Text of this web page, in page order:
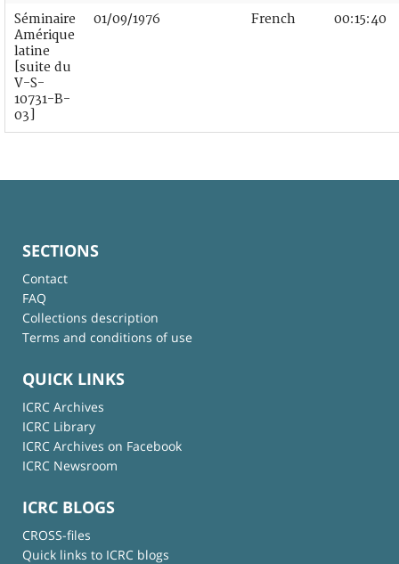
Séminaire
Amérique
latine
[suite du
V-S-
10731-B-
03]
01/09/1976 French 00:15:40
SECTIONS
Contact
FAQ
Collections description
Terms and conditions of use
QUICK LINKS
ICRC Archives
ICRC Library
ICRC Archives on Facebook
ICRC Newsroom
ICRC BLOGS
CROSS-files
Quick links to ICRC blogs